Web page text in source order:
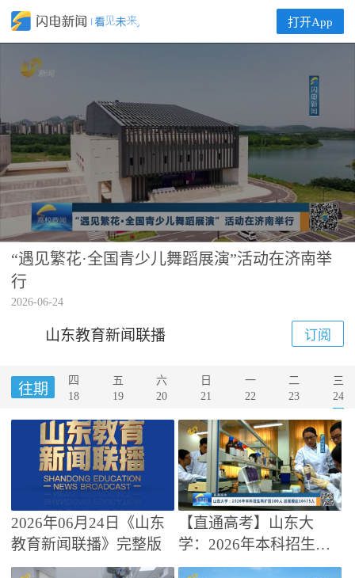
打开App
00:00 00:57
“遇见繁花·全国青少儿舞蹈展演”活动在济南举
行
2026-06-24
山东教育新闻联播 订阅
往期
四
18
五
19
六
20
日
21
一
22
二
23
三
24
2026年06月24日《山东
教育新闻联播》完整版
【直通高考】山东大
学：2026年本科招生再
扩招100人 总规模达104